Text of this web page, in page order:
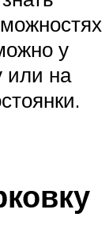
у
или на